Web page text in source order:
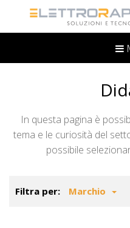
In questa pagina è
tema e le curiosità del
possibile
Filtra per: Marchio